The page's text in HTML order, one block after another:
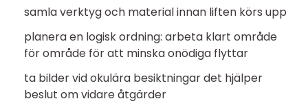
samla verktyg och material innan liften körs upp
planera en logisk ordning: arbeta klart område
för område för att minska onödiga flyttar
ta bilder vid okulära besiktningar det hjälper
beslut om vidare åtgärder